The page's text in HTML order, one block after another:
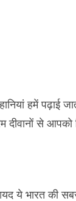
हमें पढ़ाई
से आपको
ये भारत की